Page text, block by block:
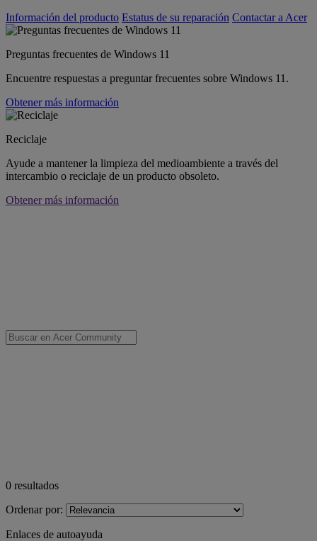
Información del producto Estatus de su reparación Contactar a Acer
Preguntas frecuentes de Windows 11
Encuentre respuestas a preguntar frecuentes sobre Windows 11.
Obtener más información
Reciclaje
Ayude a mantener la limpieza del medioambiente a través del
intercambio o reciclaje de un producto obsoleto.
Obtener más información
0 resultados
Ordenar por:
Enlaces de autoayuda